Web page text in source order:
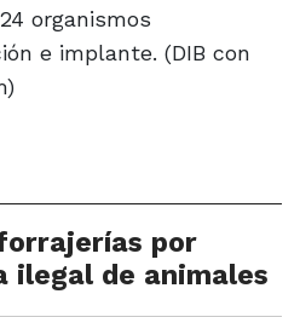
organismos
e implante. (DIB con
por
ilegal de animales